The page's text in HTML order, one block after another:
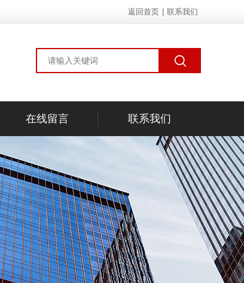
返回首页 联系我们
在线留言 联系我们